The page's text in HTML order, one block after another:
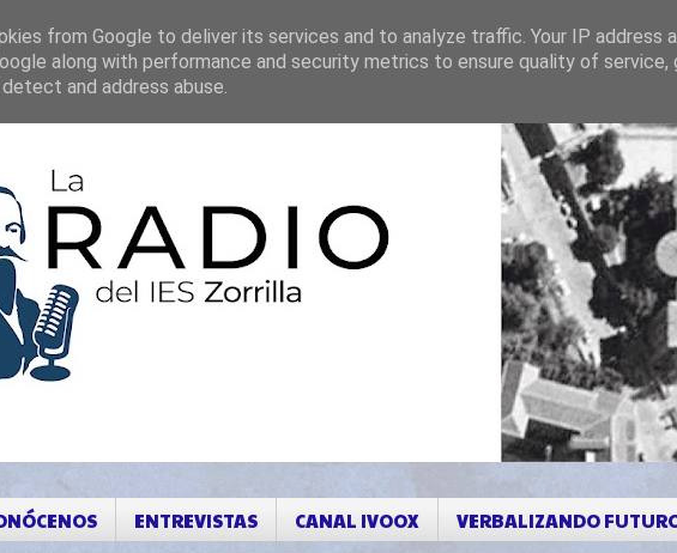
ENTREVISTAS CANAL IVOOX VERBALIZANDO
from Google to deliver its services and to analyze traffic. Your IP address
along with performance and security metrics to ensure quality of service,
and address abuse.